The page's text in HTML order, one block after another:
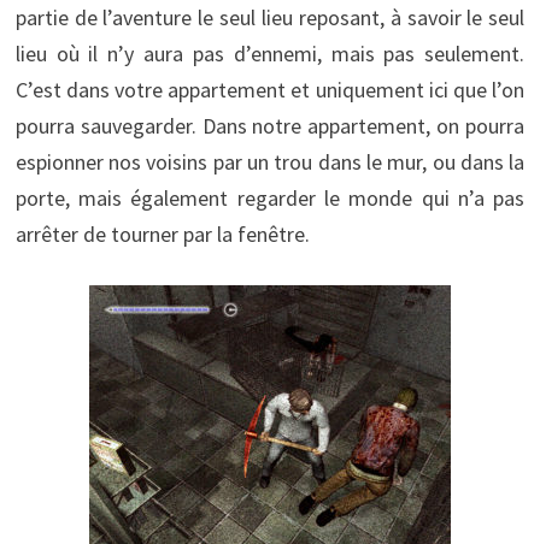
partie de l’aventure le seul lieu reposant, à savoir le seul
lieu où il n’y aura pas d’ennemi, mais pas seulement.
C’est dans votre appartement et uniquement ici que l’on
pourra sauvegarder. Dans notre appartement, on pourra
espionner nos voisins par un trou dans le mur, ou dans la
porte, mais également regarder le monde qui n’a pas
arrêter de tourner par la fenêtre.